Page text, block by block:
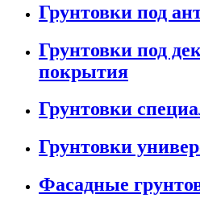
Грунтовки под
Грунтовки под
покрытия
Грунтовки
Грунтовки
Фасадные